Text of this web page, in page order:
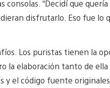
consolas. “Decidí que
disfrutarlo. Eso fue lo
Los puristas tienen la
la elaboración tanto de
y el código fuente